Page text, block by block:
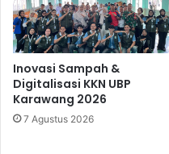
Inovasi Sampah &
Digitalisasi KKN UBP
Karawang 2026
7 Agustus 2026